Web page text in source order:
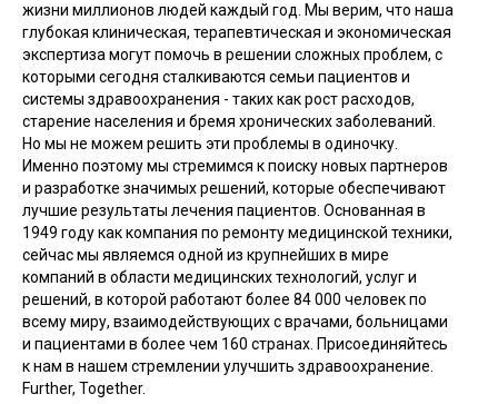
жизни миллионов людей каждый год. Мы верим, что наша
глубокая клиническая, терапевтическая и экономическая
экспертиза могут помочь в решении сложных проблем, с
которыми сегодня сталкиваются семьи пациентов и
системы здравоохранения - таких как рост расходов,
старение населения и бремя хронических заболеваний.
Но мы не можем решить эти проблемы в одиночку.
Именно поэтому мы стремимся к поиску новых партнеров
и разработке значимых решений, которые обеспечивают
лучшие результаты лечения пациентов. Основанная в
1949 году как компания по ремонту медицинской техники,
сейчас мы являемся одной из крупнейших в мире
компаний в области медицинских технологий, услуг и
решений, в которой работают более 84 000 человек по
всему миру, взаимодействующих с врачами, больницами
и пациентами в более чем 160 странах. Присоединяйтесь
к нам в нашем стремлении улучшить здравоохранение.
Further, Together.